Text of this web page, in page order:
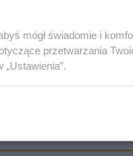
Dzięki niemu
mógł świadomie i
przetwarzania